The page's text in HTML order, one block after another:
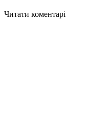
Читати коментарі